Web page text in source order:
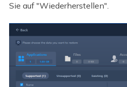
Sie auf "Wiederherstellen".